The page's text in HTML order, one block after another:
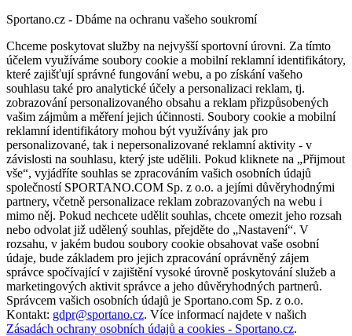
Sportano.cz - Dbáme na ochranu vašeho soukromí
Chceme poskytovat služby na nejvyšší sportovní úrovni. Za tímto
účelem využíváme soubory cookie a mobilní reklamní identifikátory,
které zajišťují správné fungování webu, a po získání vašeho
souhlasu také pro analytické účely a personalizaci reklam, tj.
zobrazování personalizovaného obsahu a reklam přizpůsobených
vašim zájmům a měření jejich účinnosti. Soubory cookie a mobilní
reklamní identifikátory mohou být využívány jak pro
personalizované, tak i nepersonalizované reklamní aktivity - v
závislosti na souhlasu, který jste udělili. Pokud kliknete na „Přijmout
vše“, vyjádříte souhlas se zpracováním vašich osobních údajů
společností SPORTANO.COM Sp. z o.o. a jejími důvěryhodnými
partnery, včetně personalizace reklam zobrazovaných na webu i
mimo něj. Pokud nechcete udělit souhlas, chcete omezit jeho rozsah
nebo odvolat již udělený souhlas, přejděte do „Nastavení“. V
rozsahu, v jakém budou soubory cookie obsahovat vaše osobní
údaje, bude základem pro jejich zpracování oprávněný zájem
správce spočívající v zajištění vysoké úrovně poskytování služeb a
marketingových aktivit správce a jeho důvěryhodných partnerů.
Správcem vašich osobních údajů je Sportano.com Sp. z o.o.
Kontakt: gdpr@sportano.cz. Více informací najdete v našich
Zásadách ochrany osobních údajů a cookies - Sportano.cz.